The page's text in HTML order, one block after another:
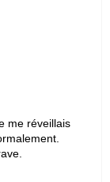
me réveillais